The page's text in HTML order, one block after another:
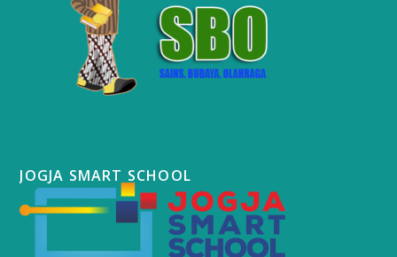
JOGJA SMART SCHOOL